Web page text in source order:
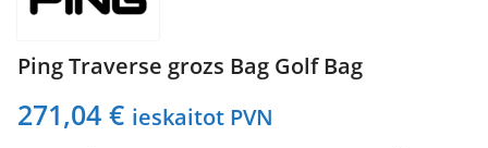
Ping Traverse grozs Bag Golf Bag
271,04 € ieskaitot PVN